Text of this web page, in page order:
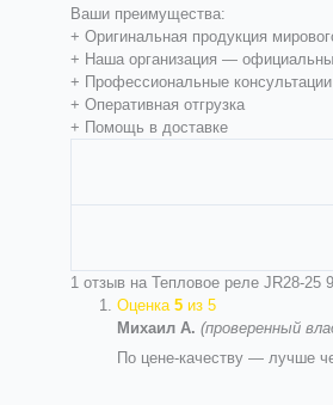
Ваши преимущества:
+ Оригинальная продукция
+ Наша организация —
+ Профессиональные
+ Оперативная отгрузка
+ Помощь в доставке
1 отзыв на Тепловое реле JR28-25
Оценка 5 из 5
Михаил А. (проверенный
По цене-качеству — лучше